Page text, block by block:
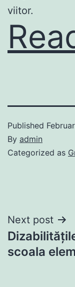
viitor.
Published
By admin
Categorized as
Post
Next post
scoala